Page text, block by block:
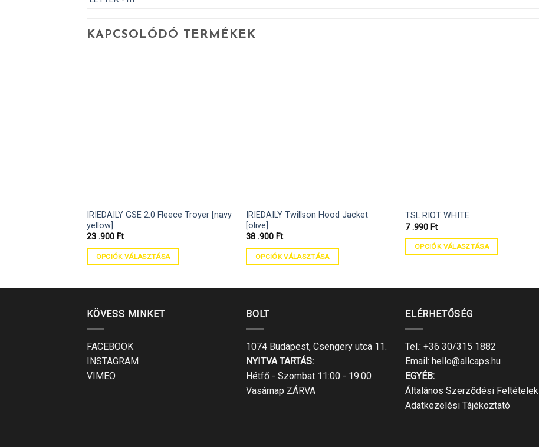
KAPCSOLÓDÓ TERMÉKEK
IRIEDAILY GSE 2.0 Fleece Troyer [navy
yellow]
23 .900 Ft
OPCIÓK VÁLASZTÁSA
IRIEDAILY Twillson Hood Jacket
[olive]
38 .900 Ft
OPCIÓK VÁLASZTÁSA
TSL RIOT WHITE
7 .990 Ft
OPCIÓK VÁLASZTÁSA
KÖVESS MINKET
FACEBOOK
INSTAGRAM
VIMEO
BOLT
1074 Budapest, Csengery utca 11.
NYITVA TARTÁS:
Hétfő - Szombat 11:00 - 19:00
Vasárnap ZÁRVA
ELÉRHETŐSÉG
Tel.: +36 30/315 1882
Email: hello@allcaps.hu
EGYÉB:
Általános Szerződési Feltételek
Adatkezelési Tájékoztató